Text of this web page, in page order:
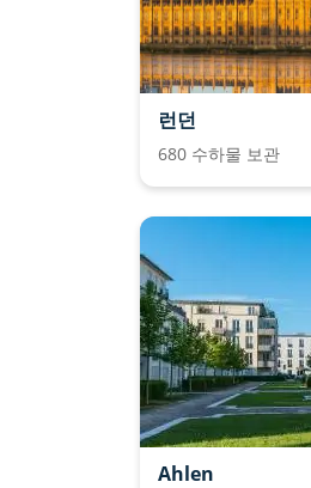
런던
680 수하물 보관
Ahlen